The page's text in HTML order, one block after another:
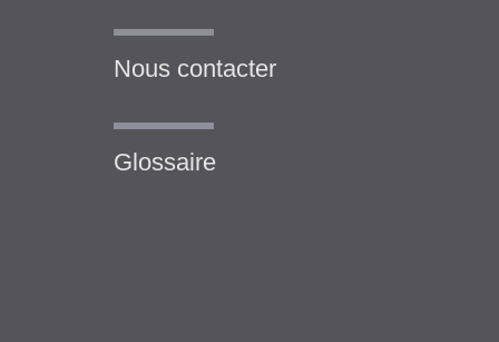
Nous contacter
Glossaire